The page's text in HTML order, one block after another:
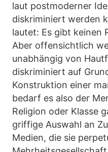
laut postmoderner
diskriminiert werden
lautet: Es gibt keinen
Aber offensichtlich
unabhängig von
diskriminiert auf
Konstruktion einer
bedarf es also der
Religion oder Klasse
griffige Auswahl an
Medien, die sie